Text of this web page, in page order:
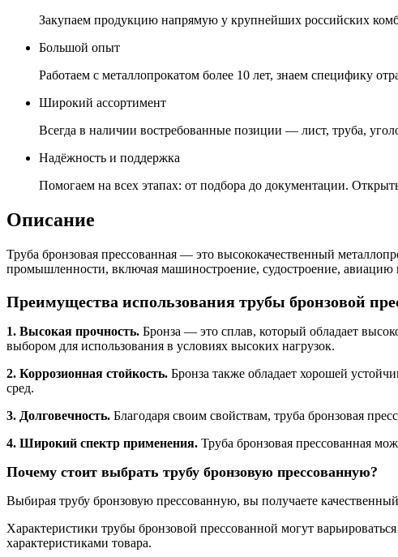
Закупаем продукцию напрямую у крупнейших российских
Большой опыт
Работаем с металлопрокатом более 10 лет, знаем специфику
Широкий ассортимент
Всегда в наличии востребованные позиции — лист, труба,
Надёжность и поддержка
Помогаем на всех этапах: от подбора до документации.
Описание
Труба бронзовая прессованная — это высококачественный
промышленности, включая машиностроение, судостроение, авиацию
Преимущества использования трубы бронзовой
1. Высокая прочность. Бронза — это сплав, который обладает
выбором для использования в условиях высоких нагрузок.
2. Коррозионная стойкость. Бронза также обладает хорошей
сред.
3. Долговечность. Благодаря своим свойствам, труба бронзовая
4. Широкий спектр применения. Труба бронзовая прессованная
Почему стоит выбрать трубу бронзовую прессованную?
Выбирая трубу бронзовую прессованную, вы получаете
Характеристики трубы бронзовой прессованной могут
характеристиками товара.